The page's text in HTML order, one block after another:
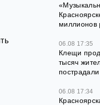
миллионов
06.08 17:35
Клещи
тысяч
06.08 17:34